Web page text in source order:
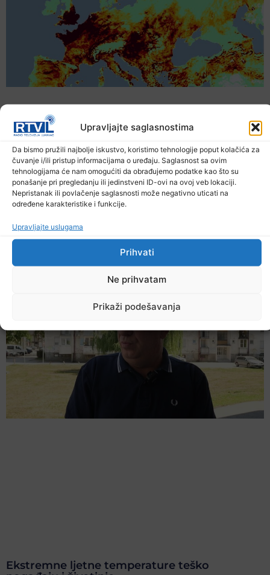
Upravljajte saglasnostima
Da bismo pružili najbolje iskustvo, koristimo tehnologije poput kolačića za
čuvanje i/ili pristup informacijama o uređaju. Saglasnost sa ovim
tehnologijama će nam omogućiti da obrađujemo podatke kao što su
ponašanje pri pregledanju ili jedinstveni ID-ovi na ovoj veb lokaciji.
Nepristanak ili povlačenje saglasnosti može negativno uticati na
određene karakteristike i funkcije.
Upravljajte uslugama
Prihvati
Ne prihvatam
Prikaži podešavanja
Upozorenje za narednih sedam dana: Požari
prijete Balkanu, u rizičnoj zoni nalazi se i BiH
6. Augusta 2026.
Ekstremne ljetne temperature teško